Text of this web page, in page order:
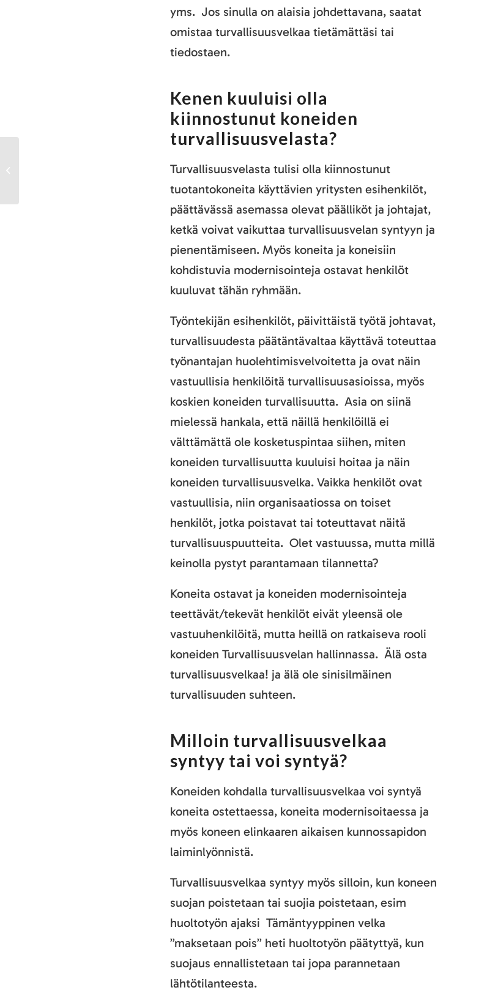
yms. Jos sinulla on alaisia johdettavana, saatat
omistaa turvallisuusvelkaa tietämättäsi tai
tiedostaen.
Kenen kuuluisi olla
kiinnostunut koneiden
turvallisuusvelasta?
Turvallisuusvelasta tulisi olla kiinnostunut
tuotantokoneita käyttävien yritysten esihenkilöt,
päättävässä asemassa olevat päälliköt ja johtajat,
ketkä voivat vaikuttaa turvallisuusvelan syntyyn ja
pienentämiseen. Myös koneita ja koneisiin
kohdistuvia modernisointeja ostavat henkilöt
kuuluvat tähän ryhmään.
Työntekijän esihenkilöt, päivittäistä työtä johtavat,
turvallisuudesta päätäntävaltaa käyttävä toteuttaa
työnantajan huolehtimisvelvoitetta ja ovat näin
vastuullisia henkilöitä turvallisuusasioissa, myös
koskien koneiden turvallisuutta. Asia on siinä
mielessä hankala, että näillä henkilöillä ei
välttämättä ole kosketuspintaa siihen, miten
koneiden turvallisuutta kuuluisi hoitaa ja näin
koneiden turvallisuusvelka. Vaikka henkilöt ovat
vastuullisia, niin organisaatiossa on toiset
henkilöt, jotka poistavat tai toteuttavat näitä
turvallisuuspuutteita. Olet vastuussa, mutta millä
keinolla pystyt parantamaan tilannetta?
Koneita ostavat ja koneiden modernisointeja
teettävät/tekevät henkilöt eivät yleensä ole
vastuuhenkilöitä, mutta heillä on ratkaiseva rooli
koneiden Turvallisuusvelan hallinnassa. Älä osta
turvallisuusvelkaa! ja älä ole sinisilmäinen
turvallisuuden suhteen.
Milloin turvallisuusvelkaa
syntyy tai voi syntyä?
Koneiden kohdalla turvallisuusvelkaa voi syntyä
koneita ostettaessa, koneita modernisoitaessa ja
myös koneen elinkaaren aikaisen kunnossapidon
laiminlyönnistä.
Turvallisuusvelkaa syntyy myös silloin, kun koneen
suojan poistetaan tai suojia poistetaan, esim
huoltotyön ajaksi Tämäntyyppinen velka
”maksetaan pois” heti huoltotyön päätyttyä, kun
suojaus ennallistetaan tai jopa parannetaan
lähtötilanteesta.